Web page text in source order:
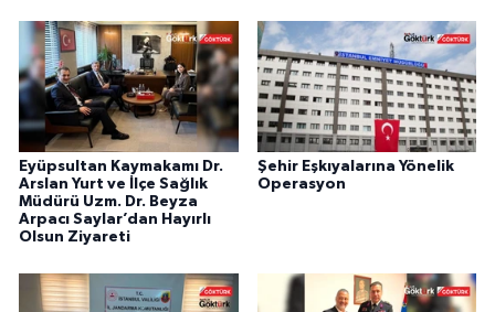
Eyüpsultan Kaymakamı Dr.
Arslan Yurt ve İlçe Sağlık
Müdürü Uzm. Dr. Beyza
Arpacı Saylar’dan Hayırlı
Olsun Ziyareti
Şehir Eşkıyalarına Yönelik
Operasyon